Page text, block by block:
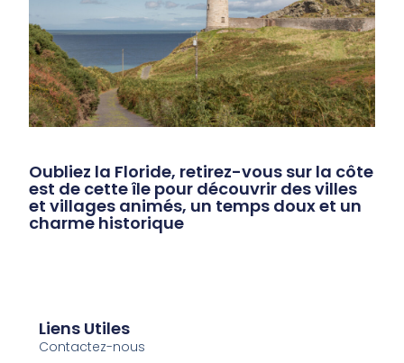
Oubliez la Floride, retirez-vous sur la côte
est de cette île pour découvrir des villes
et villages animés, un temps doux et un
charme historique
Liens Utiles
Contactez-nous